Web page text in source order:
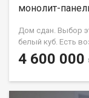
монолит-
Дом сдан. Выбор
белый куб. Есть
Аринский, под
весь срок
4 600 000